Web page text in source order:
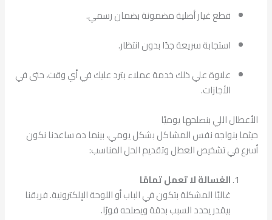
قطع غيار أصلية مضمونة بضمان رسمي.
استجابة سريعة جدًا بدون انتظار.
علاوة علي ذلك خدمة عملاء بترد عليك في أي وقت، حتى في
الأجازات.
الأعطال اللي بنصلحها يوميًا
حيثما بنواجه نفس المشاكل بشكل يومي، بينما ده ساعدنا نكون
أسرع في تشخيص العطل وتقديم الحل المناسب:
الغسالة لا تعمل تمامًا
غالبًا المشكلة بتكون في الباب أو اللوحة الإلكترونية. فريقنا
بيقدر يحدد السبب بدقة ويصلحه فورًا.